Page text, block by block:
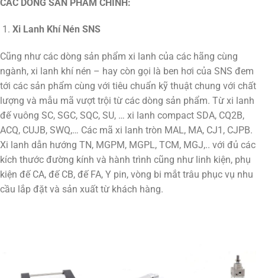
CÁC DÒNG SẢN PHẨM CHÍNH:
Xi Lanh Khí Nén SNS
Cũng như các dòng sản phẩm xi lanh của các hãng cùng
ngành, xi lanh khí nén – hay còn gọi là ben hơi của SNS đem
tới các sản phẩm cùng với tiêu chuẩn kỹ thuật chung với chất
lượng và mẫu mã vượt trội từ các dòng sản phẩm. Từ xi lanh
đế vuông SC, SGC, SQC, SU, … xi lanh compact SDA, CQ2B,
ACQ, CUJB, SWQ,… Các mã xi lanh tròn MAL, MA, CJ1, CJPB.
Xi lanh dẫn hướng TN, MGPM, MGPL, TCM, MGJ,.. với đủ các
kích thước đường kính và hành trình cũng như linh kiện, phụ
kiện đế CA, đế CB, đế FA, Y pin, vòng bi mắt trâu phục vụ nhu
cầu lắp đặt và sản xuất từ khách hàng.